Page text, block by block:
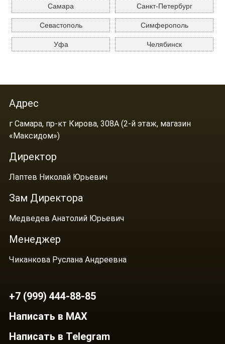
Самара Санкт-Петербург
Севастополь Симферополь
Уфа Челябинск
Адрес
г Самара, пр-кт Кирова, 308А (2-й этаж, магазин
«Максидом»)
Директор
Лаптев Николай Юрьевич
Зам Директора
Медведев Анатолий Юрьевич
Менеджер
Чиканкова Руслана Андреевна
+7 (999) 444-88-85
Написать в MAX
Написать в Telegram